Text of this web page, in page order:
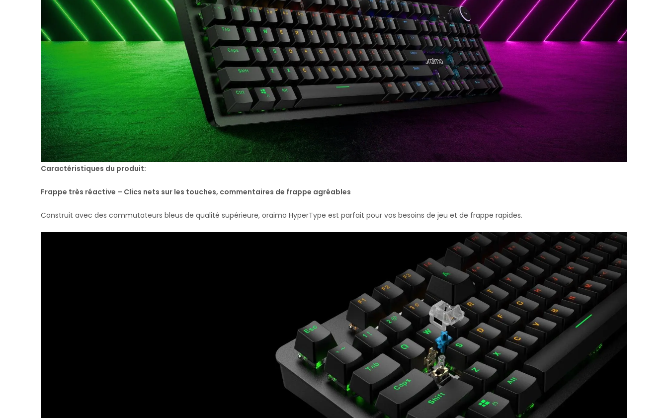
Caractéristiques du produit:
Frappe très réactive – Clics nets sur les touches, commentaires de frappe agréables
Construit avec des commutateurs bleus de qualité supérieure, oraimo HyperType est parfait pour vos besoins de jeu et de frappe rapides.